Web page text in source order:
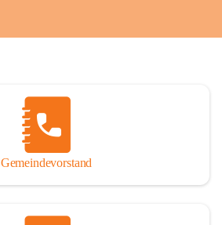
Gemeindevorstand